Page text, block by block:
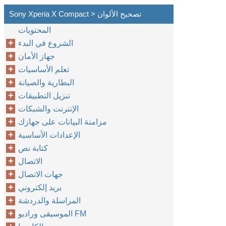
Sony Xperia X Compact > تصحيح الألوان
المحتويات
الشروع في البدء
جهاز الأمان
تعلم الأساسيات
البطارية والصيانة
تنزيل التطبيقات
الإنترنت والشبكات
مزامنة البيانات على جهازك
الإعدادات الأساسية
كتابة نص
الاتصال
جهات الاتصال
بريد إلكتروني
المراسلة والدردشة
الموسيقى وراديو FM